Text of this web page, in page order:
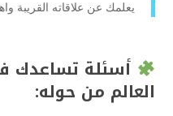
يعلمك عن علاقاته القريبة
أسئلة تساعدك
العالم من حوله: